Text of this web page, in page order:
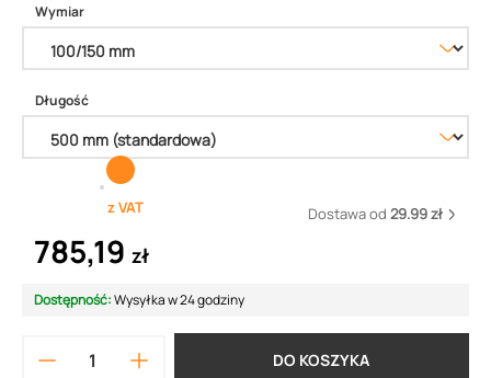
Wymiar
Długość
z VAT Dostawa od 29.99 zł
785,19 zł
Dostępność:Wysyłka w 24 godziny
DO KOSZYKA